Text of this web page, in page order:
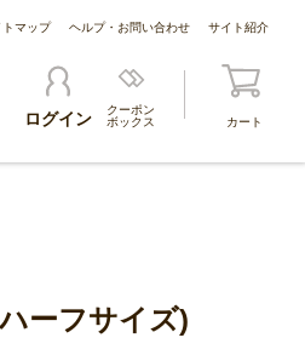
トマップ ヘルプ・お問い合わせ サイト紹介
ログイン
クーポン
ボックス
カート
ーフサイズ)